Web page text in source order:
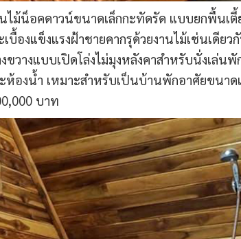
ม้น็อคดาวน์ขนาดเล็กกะทัดรัด แบบยกพื้นเตี้
บื้องแข็งแรงฝ้าชายคากรุด้วยงานไม้เช่นเดีย
ขวางแบบเปิดโล่งไม่มุงหลังคาสำหรับนั่งเล่น
องน้ำ เหมาะสำหรับเป็นบ้านพักอาศัยขนา
บาท